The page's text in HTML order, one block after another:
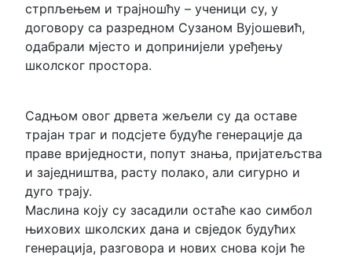
стрпљењем и трајношћу – ученици су, у
договору са разредном Сузаном Вујошевић,
одабрали мјесто и допринијели уређењу
школског простора.
Садњом овог дрвета жељели су да оставе
трајан траг и подсјете будуће генерације да
праве вриједности, попут знања, пријатељства
и заједништва, расту полако, али сигурно и
дуго трају.
Маслина коју су засадили остаће као симбол
њихових школских дана и свједок будућих
генерација, разговора и нових снова који ће